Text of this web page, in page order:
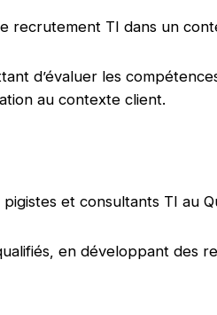
recrutement TI dans un
d’évaluer les
au contexte client.
et consultants TI au
en développant des